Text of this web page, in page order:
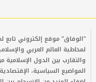
"الوفاق" موقع إلكتروني تابع
لمخاطبة العالم العربي
والتقارب بين الدول
المواضيع السياسية،